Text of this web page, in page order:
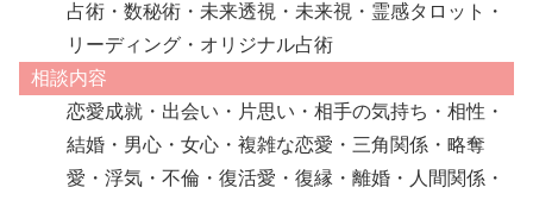
占術・数秘術・未来透視・未来視・霊感タロット・
リーディング・オリジナル占術
相談内容
恋愛成就・出会い・片思い・相手の気持ち・相性・
結婚・男心・女心・複雑な恋愛・三角関係・略奪
愛・浮気・不倫・復活愛・復縁・離婚・人間関係・